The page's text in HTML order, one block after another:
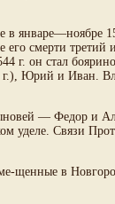
в январе—ноябре
смерти третий
г. он стал
г.), Юрий и Иван.
— Федор и
уделе. Связи
щенные в